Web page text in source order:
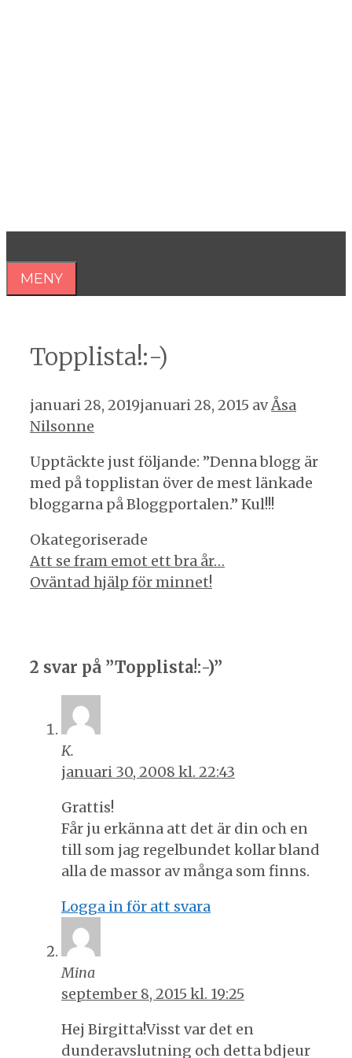
MENY
Topplista!:-)
januari 28, 2019januari 28, 2015 avÅsa
Nilsonne
Upptäckte just följande: ”Denna blogg är
med på topplistan över de mest länkade
bloggarna på Bloggportalen.” Kul!!!
Kategorier
Okategoriserade
Inläggsnavigering
Att se fram emot ett bra år…
Oväntad hjälp för minnet!
2 svar på ”Topplista!:-)”
K.
januari 30, 2008 kl. 22:43
Grattis!
Får ju erkänna att det är din och en
till som jag regelbundet kollar bland
alla de massor av många som finns.
Logga in för att svara
Mina
september 8, 2015 kl. 19:25
Hej Birgitta!Visst var det en
dunderavslutning och detta bdjeur